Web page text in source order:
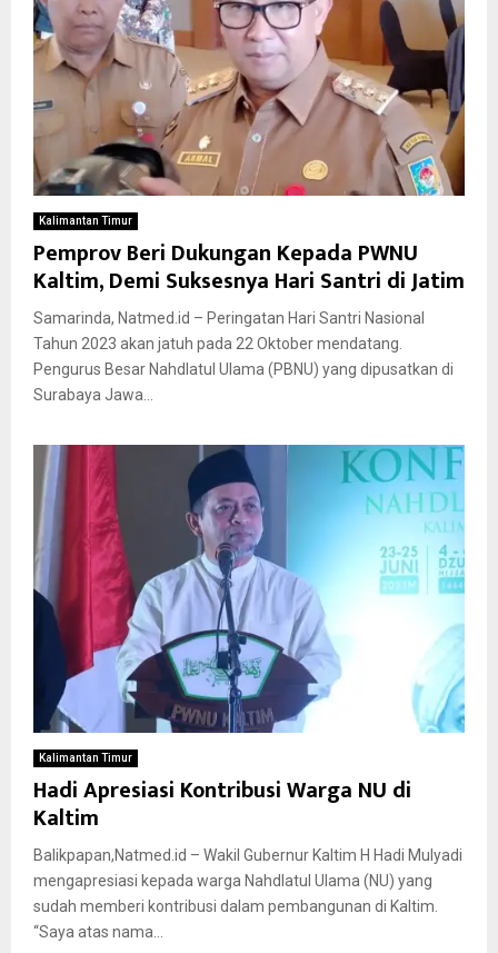
Kalimantan Timur
Pemprov Beri Dukungan Kepada PWNU
Kaltim, Demi Suksesnya Hari Santri di Jatim
Samarinda, Natmed.id – Peringatan Hari Santri Nasional
Tahun 2023 akan jatuh pada 22 Oktober mendatang.
Pengurus Besar Nahdlatul Ulama (PBNU) yang dipusatkan di
Surabaya Jawa...
Kalimantan Timur
Hadi Apresiasi Kontribusi Warga NU di
Kaltim
Balikpapan,Natmed.id – Wakil Gubernur Kaltim H Hadi Mulyadi
mengapresiasi kepada warga Nahdlatul Ulama (NU) yang
sudah memberi kontribusi dalam pembangunan di Kaltim.
“Saya atas nama...